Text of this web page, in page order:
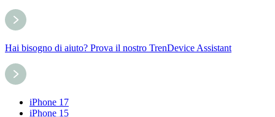
Hai bisogno di aiuto? Prova il nostro TrenDevice Assistant
iPhone 17
iPhone 15